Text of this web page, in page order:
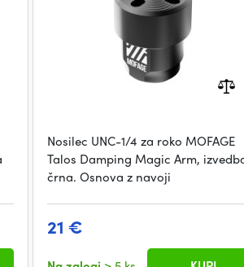
Nosilec UNC-1/4 za roko MOFAGE
Talos Damping Magic Arm,
črna. Osnova z navoji
21 €